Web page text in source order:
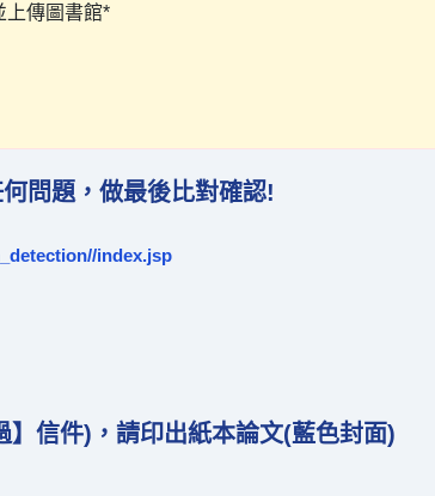
上傳圖書館*
問題，做最後比對確認!
index.jsp
信件)，請印出紙本論文(藍色封面)